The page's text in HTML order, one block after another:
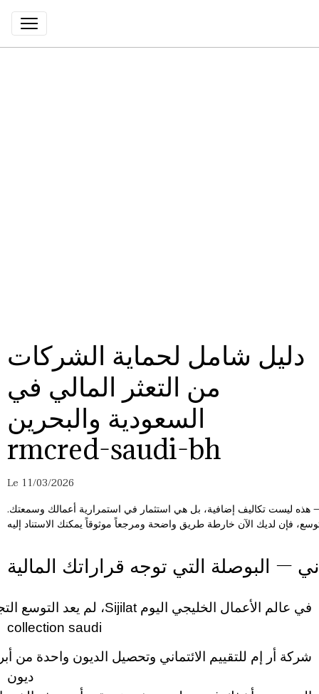
دليل شامل لحماية الشركات
من التعثر المالي في
السعودية والبحرين
rmcred-saudi-bh
Le 11/03/2026
— هذه ليست تكاليف إضافية، بل هي استثمار في استمرارية أعمالك وسمعتك.
— البوصلة التي توجه قراراتك المالية
في عالم الأعمال الخليجي اليوم Sijilat، لم يعد التوسع
collection saudi
شركة أر إم للتقييم الائتماني وتحصيل الديون واحدة من
ديون